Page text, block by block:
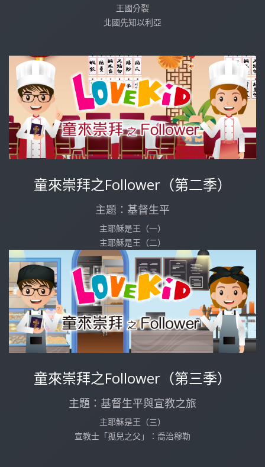
王國分裂
北國先知以利亞
童來崇拜之Follower（第二季）
主題：基督生平
主耶穌是王（一）
主耶穌是王（二）
童來崇拜之Follower（第三季）
主題：基督生平與宣教之旅
主耶穌是王（三）
宣教士「孤兒之父」：喬治穆勒